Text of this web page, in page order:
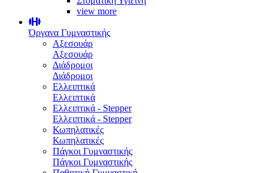
view more
Όργανα Γυμναστικής
Αξεσουάρ
Αξεσουάρ
Διάδρομοι
Διάδρομοι
Ελλειπτικά
Ελλειπτικά
Ελλειπτικά - Stepper
Ελλειπτικά - Stepper
Κωπηλατικές
Κωπηλατικές
Πάγκοι Γυμναστικής
Πάγκοι Γυμναστικής